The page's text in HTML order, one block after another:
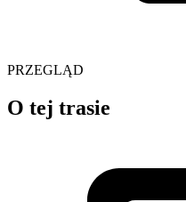
PRZEGLĄD
O tej trasie